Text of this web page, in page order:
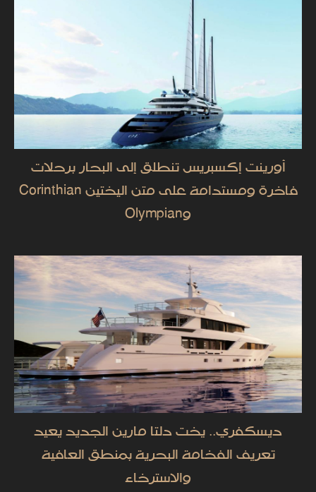
أورينت إكسبريس تنطلق إلى البحار برحلات
فاخرة ومستدامة على متن اليختين Corinthian
وOlympian
ديسكفري.. يخت دلتا مارين الجديد يعيد
تعريف الفخامة البحرية بمنطق العافية
والاسترخاء